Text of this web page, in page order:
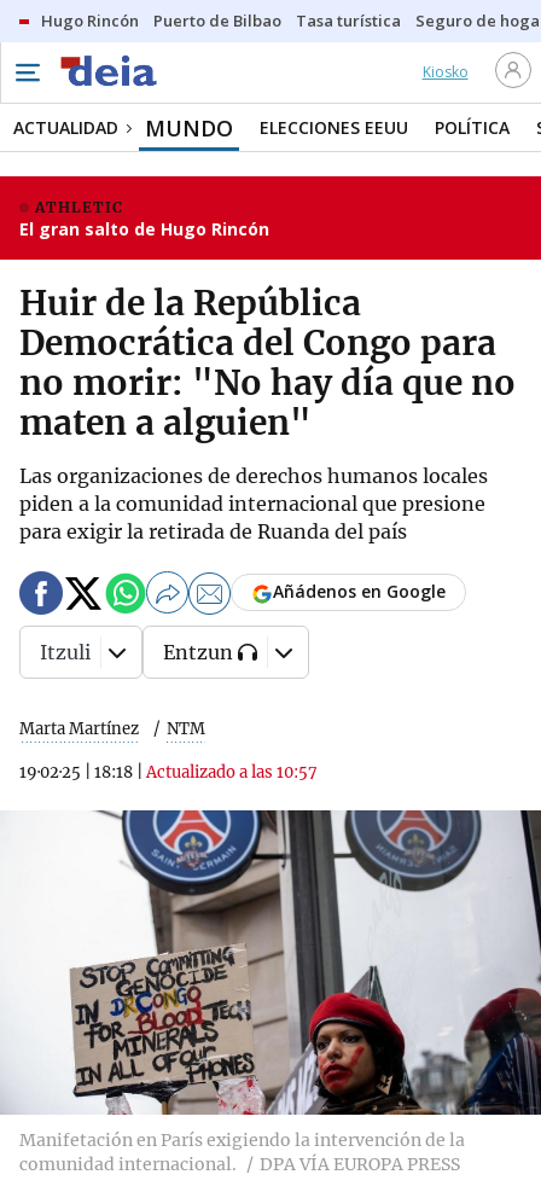
Hugo Rincón Puerto de Bilbao Tasa turística Seguro de
Kiosko
ACTUALIDAD MUNDO ELECCIONES EEUU POLÍTICA
ATHLETIC
El gran salto de Hugo Rincón
Huir de la República
Democrática del Congo para
no morir: "No hay día que no
maten a alguien"
Las organizaciones de derechos humanos locales
piden a la comunidad internacional que presione
para exigir la retirada de Ruanda del país
Marta Martínez NTM
19·02·25 18:18 |Actualizado a las 10:57
Añádenos en Google
Itzuli Entzun
Manifetación en París exigiendo la intervención de la
comunidad internacional.
DPA VÍA EUROPA PRESS